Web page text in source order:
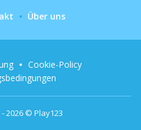
Über uns
2026 © Play123
Cookie-Policy